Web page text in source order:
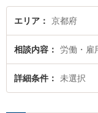
エリア 京都府
相談内容 労働・雇
詳細条件 未選択